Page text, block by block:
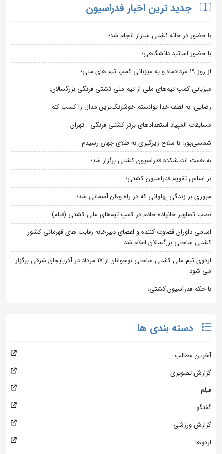
جدید ترین اخبار فدراسیون
با حضور در خانه کشتی شیراز انجام شد؛
با حضور اساتید دانشگاهی؛
از روز 19 مردادماه و به میزبانی کمپ تیم های ملی؛
میزبانی کمپ تیم‌های ملی از تیم ملی کشتی فرنگی بزرگسالان؛
رضایی: به لطف خدا توانستم خوشرنگ‌ترین مدال را کسب کنم
مسابقات المپیاد استعدادهای برتر کشتی فرنگی - تهران
شمسی‌پور: با سلاح زیرگیری به طلای جهان رسیدم
به همت اندیشکده فدراسیون کشتی برگزار شد؛
بر اساس تقویم فدراسیون کشتی؛
مروری بر زندگی پهلوانی که در راه وطن آسمانی شد؛
نصب تصاویر خانواده خادم در کمپ تیم‌های ملی کشتی (فیلم)
اسامی داوران قضاوت کننده و اعضای دبیرخانه رقابت های قهرمانی کشور
کشتی ساحلی بزرگسالان اعلام شد
اردوی تیم ملی کشتی ساحلی نوجوانان از 17 مرداد در آذربایجان شرقی برگزار
می شود
با حکم فدراسیون کشتی؛
دسته بندی ها
آخرین مطالب
گزارش تصویری
فیلم
گفتگو
گزارش ورزشی
اردوها